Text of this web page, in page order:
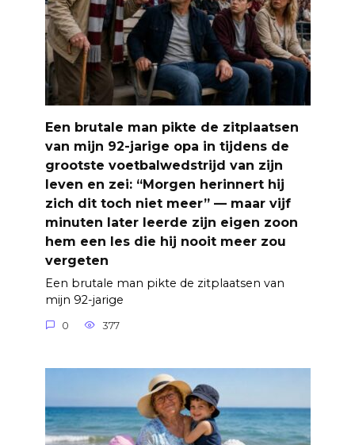
Een brutale man pikte de zitplaatsen
van mijn 92-jarige opa in tijdens de
grootste voetbalwedstrijd van zijn
leven en zei: “Morgen herinnert hij
zich dit toch niet meer” — maar vijf
minuten later leerde zijn eigen zoon
hem een les die hij nooit meer zou
vergeten
Een brutale man pikte de zitplaatsen van
mijn 92-jarige
0 377